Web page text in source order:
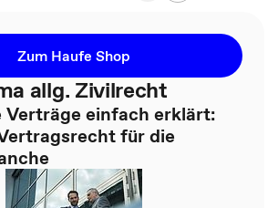
Zum Haufe Shop
allg. Zivilrecht
Verträge einfach erklärt:
für die